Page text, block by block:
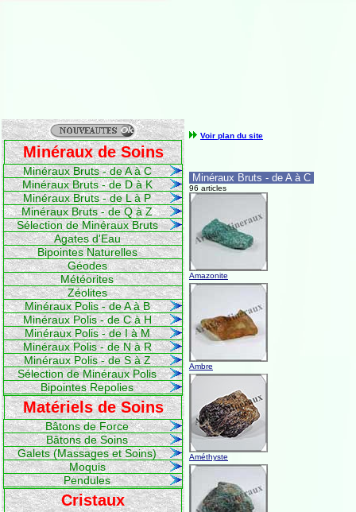
Minéraux de Soins
Minéraux Bruts - de A à C
Minéraux Bruts - de D à K
Minéraux Bruts - de L à P
Minéraux Bruts - de Q à Z
Sélection de Minéraux Bruts
Agates d'Eau
Bipointes Naturelles
Géodes
Météorites
Zéolites
Minéraux Polis - de A à B
Minéraux Polis - de C à H
Minéraux Polis - de I à M
Minéraux Polis - de N à R
Minéraux Polis - de S à Z
Sélection de Minéraux Polis
Bipointes Repolies
Matériels de Soins
Bâtons de Force
Bâtons de Soins
Galets (Massages et Soins)
Moquis
Pendules
Cristaux
Voir plan du site
Minéraux Bruts - de A à C
96 articles
Amazonite
Ambre
Améthyste